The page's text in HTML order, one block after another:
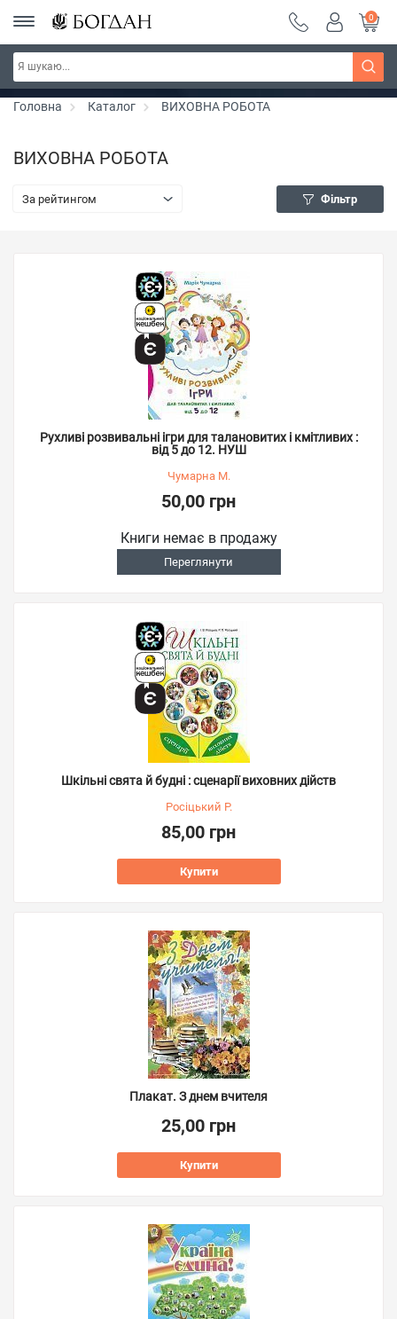
Серія "Чейзіана" ~ знижка 20%
0
Головна Каталог ВИХОВНА РОБОТА
ВИХОВНА РОБОТА
За рейтингом Фільтр
Рухливі розвивальні ігри для талановитих і кмітливих :
від 5 до 12. НУШ
Чумарна М.
50,00 грн
Книги немає в продажу
Переглянути
Шкільні свята й будні : сценарії виховних дійств
Росіцький Р.
85,00 грн
Купити
Плакат. З днем вчителя
25,00 грн
Купити